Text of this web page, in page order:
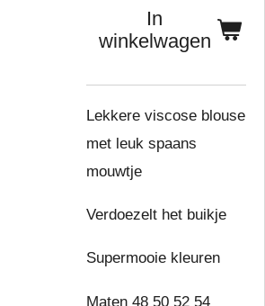
In
winkelwagen
Lekkere viscose blouse
met leuk spaans
mouwtje
Verdoezelt het buikje
Supermooie kleuren
Maten 48 50 52 54